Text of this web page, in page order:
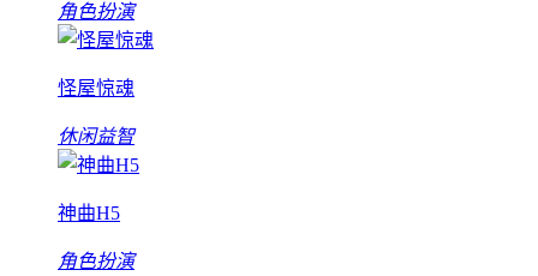
角色扮演
怪屋惊魂
休闲益智
神曲H5
角色扮演